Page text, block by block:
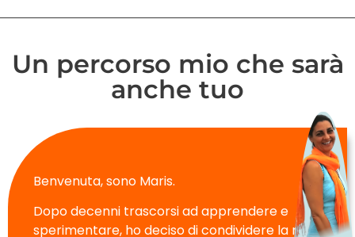
Un percorso mio che sarà
anche tuo
Benvenuta, sono Maris.
Dopo decenni trascorsi ad apprendere e
sperimentare, ho deciso di condividere la mia